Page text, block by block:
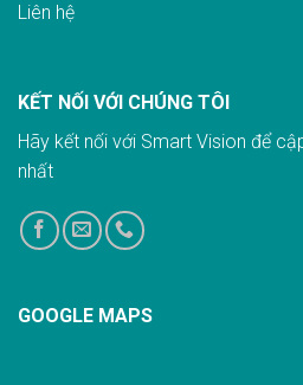
Liên hệ
KẾT NỐI VỚI CHÚNG TÔI
Hãy kết nối với Smart Vision để
nhất
GOOGLE MAPS